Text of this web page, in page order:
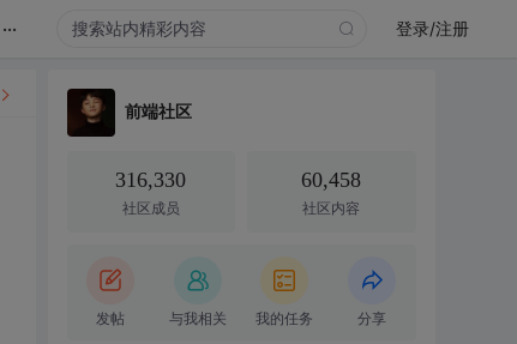
... 登录/注册
前端社区
316,330
社区成员
60,458
社区内容
发帖 与我相关 我的任务 分享